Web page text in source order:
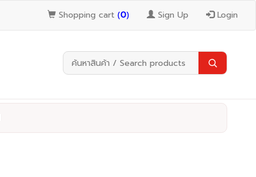
Shopping cart (0) Sign Up Login